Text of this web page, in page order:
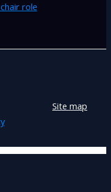
role
Site map